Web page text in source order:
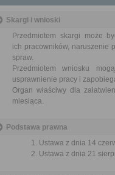
Skargi i wnioski
Przedmiotem skargi może
ich pracowników, naruszenie
spraw.
Przedmiotem wniosku
usprawnienie pracy i
Organ właściwy dla
miesiąca.
Podstawa prawna
Ustawa z dnia 14
Ustawa z dnia 21